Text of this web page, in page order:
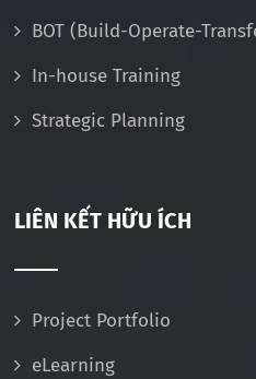
BOT (Build-Operate-
In-house Training
Strategic Planning
LIÊN KẾT HỮU ÍCH
Project Portfolio
eLearning